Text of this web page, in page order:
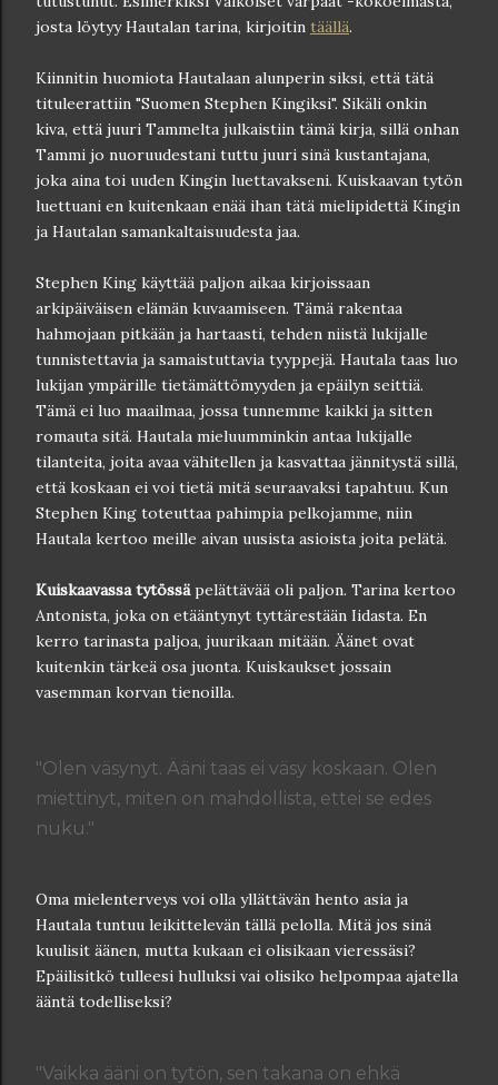
josta löytyy Hautalan tarina, kirjoitin täällä.
Kiinnitin huomiota Hautalaan alunperin siksi, että tätä
tituleerattiin "Suomen Stephen Kingiksi". Sikäli onkin
kiva, että juuri Tammelta julkaistiin tämä kirja, sillä onhan
Tammi jo nuoruudestani tuttu juuri sinä kustantajana,
joka aina toi uuden Kingin luettavakseni. Kuiskaavan tytön
luettuani en kuitenkaan enää ihan tätä mielipidettä Kingin
ja Hautalan samankaltaisuudesta jaa.
Stephen King käyttää paljon aikaa kirjoissaan
arkipäiväisen elämän kuvaamiseen. Tämä rakentaa
hahmojaan pitkään ja hartaasti, tehden niistä lukijalle
tunnistettavia ja samaistuttavia tyyppejä. Hautala taas luo
lukijan ympärille tietämättömyyden ja epäilyn seittiä.
Tämä ei luo maailmaa, jossa tunnemme kaikki ja sitten
romauta sitä. Hautala mieluumminkin antaa lukijalle
tilanteita, joita avaa vähitellen ja kasvattaa jännitystä sillä,
että koskaan ei voi tietä mitä seuraavaksi tapahtuu. Kun
Stephen King toteuttaa pahimpia pelkojamme, niin
Hautala kertoo meille aivan uusista asioista joita pelätä.
Kuiskaavassa tytössä pelättävää oli paljon. Tarina kertoo
Antonista, joka on etääntynyt tyttärestään Iidasta. En
kerro tarinasta paljoa, juurikaan mitään. Äänet ovat
kuitenkin tärkeä osa juonta. Kuiskaukset jossain
vasemman korvan tienoilla.
"Olen väsynyt. Ääni taas ei väsy koskaan. Olen
miettinyt, miten on mahdollista, ettei se edes
nuku."
Oma mielenterveys voi olla yllättävän hento asia ja
Hautala tuntuu leikittelevän tällä pelolla. Mitä jos sinä
kuulisit äänen, mutta kukaan ei olisikaan vieressäsi?
Epäilisitkö tulleesi hulluksi vai olisiko helpompaa ajatella
ääntä todelliseksi?
"Vaikka ääni on tytön, sen takana on ehkä